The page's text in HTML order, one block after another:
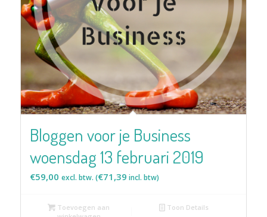
Bloggen voor je Business
woensdag 13 februari 2019
€59,00 excl. btw. (€71,39 incl. btw)
Toevoegen aan
Toon Details